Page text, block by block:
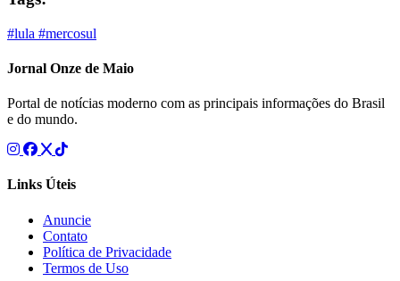
#lula #mercosul
Jornal Onze de Maio
Portal de notícias moderno com as principais informações do Brasil
e do mundo.
Links Úteis
Anuncie
Contato
Política de Privacidade
Termos de Uso